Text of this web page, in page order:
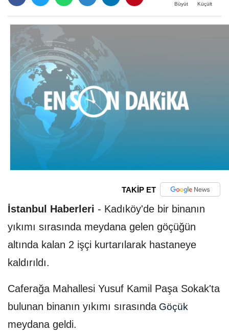
Büyüt Küçült
TAKİP ET
İstanbul Haberleri - Kadıköy'de bir binanın
yıkımı sırasında meydana gelen göçüğün
altında kalan 2 işçi kurtarılarak hastaneye
kaldırıldı.
Caferağa Mahallesi Yusuf Kamil Paşa Sokak'ta
bulunan binanın yıkımı sırasında Göçük
meydana geldi.